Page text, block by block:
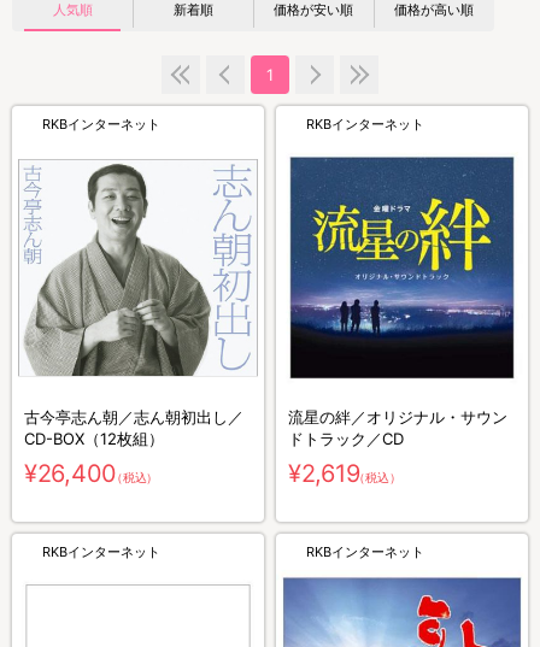
人気順 新着順 価格が安い順 価格が高い順
1
RKBインターネット
古今亭志ん朝／志ん朝初出し／
CD-BOX（12枚組）
¥26,400（税込）
RKBインターネット
流星の絆／オリジナル・サウン
ドトラック／CD
¥2,619（税込）
RKBインターネット RKBインターネット